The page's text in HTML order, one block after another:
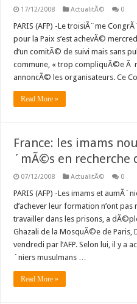
17/12/2008 ActualitÃ© 0
PARIS (AFP) -Le troisiÃ¨me
pour la Paix s’est achevÃ©
d’un comitÃ© de suivi mais sans
commune, « trop compliquÃ©e Ã
annoncÃ© les organisateurs. Ce
Read More »
France: les imams
´mÃ©s en recherche
07/12/2008 ActualitÃ© 0
PARIS (AFP) -Les imams et
d’achever leur formation n’ont
travailler dans les prisons, a
Ghazali de la MosquÃ©e de
vendredi par l’AFP. Selon lui, il y a
´niers musulmans …
Read More »